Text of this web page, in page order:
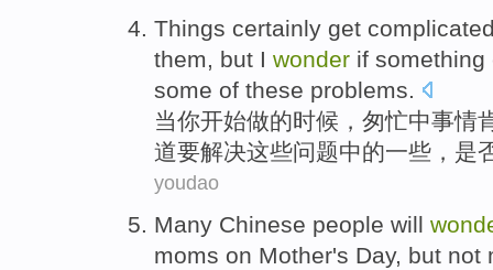
Things certainly get
them, but I wonder if something
some of these problems.
当你开始做的时候， 匆忙中事情
道要解决这些问题中的一些 ， 是
youdao
Many Chinese people will
moms on Mother's Day, but not